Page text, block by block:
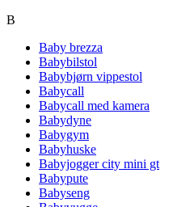
B
Baby brezza
Babybilstol
Babybjørn vippestol
Babycall
Babycall med kamera
Babydyne
Babygym
Babyhuske
Babyjogger city mini gt
Babypute
Babyseng